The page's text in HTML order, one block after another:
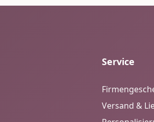
Service
Versand &